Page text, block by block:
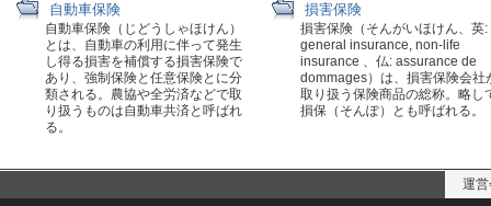
自動車保険
自動車保険（じどうしゃほけん）
とは、自動車の利用に伴って発生
し得る損害を補償する損害保険で
あり、強制保険と任意保険とに分
類される。農協や全労済などで取
り扱うものは自動車共済と呼ばれ
る。
損害保険
損害保険（そんがいほけん、英:
general insurance, non-life
insurance 、仏: assurance de
dommages）は、損害保険会社
取り扱う保険商品の総称。略し
損保（そんぽ）とも呼ばれる。
運